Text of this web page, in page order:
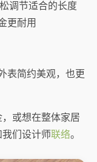
调节适合的长度
更耐用
表简约美观，也更
或想在整体家居
们设计师联络。